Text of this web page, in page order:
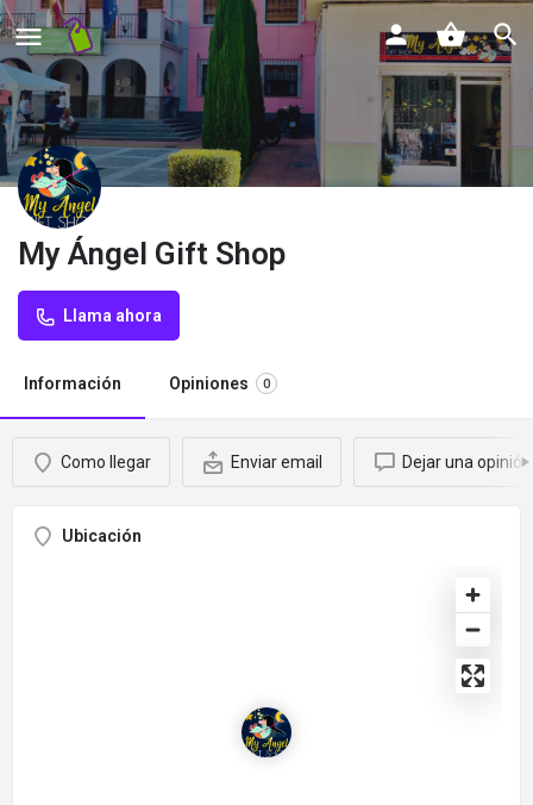
My Ángel Gift Shop
Llama ahora
Información Opiniones 0
Como llegar Enviar email Dejar una opinión
Ubicación